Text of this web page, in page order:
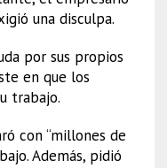
una disculpa.
por sus propios
en que los
trabajo.
con “millones de
Además, pidió